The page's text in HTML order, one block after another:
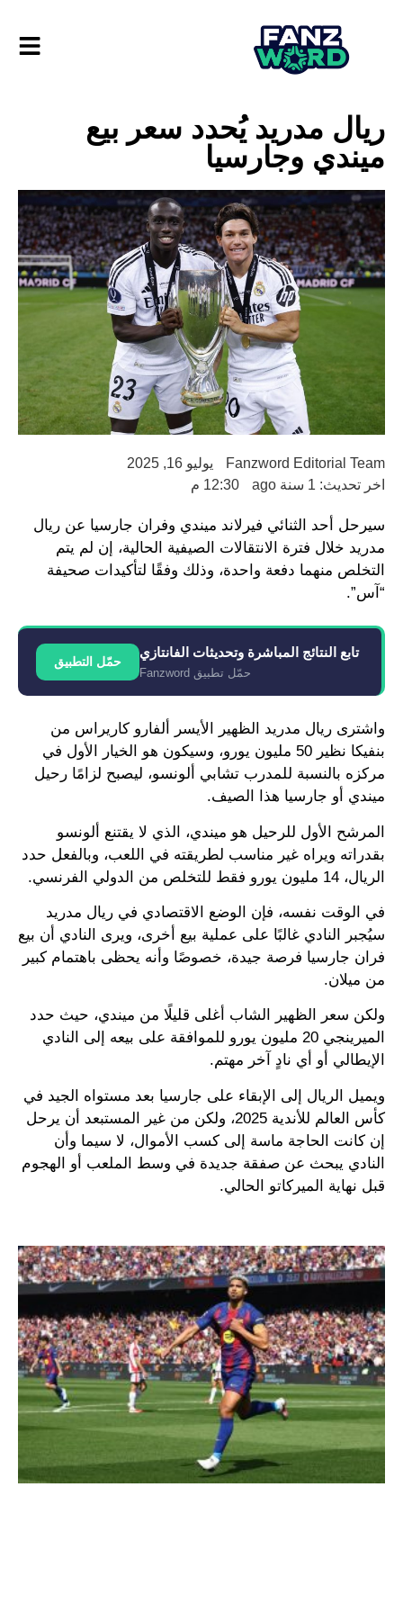
ريال مدريد يُحدد سعر بيع
ميندي وجارسيا
Fanzword Editorial Team
يوليو 16, 2025
اخر تحديث: 1 سنة ago
12:30 م
سيرحل أحد الثنائي فيرلاند ميندي وفران جارسيا عن ريال
مدريد خلال فترة الانتقالات الصيفية الحالية، إن لم يتم
التخلص منهما دفعة واحدة، وذلك وفقًا لتأكيدات صحيفة
“آس”.
تابع النتائج المباشرة وتحديثات الفانتازي
حمّل تطبيق Fanzword
حمّل التطبيق
واشترى ريال مدريد الظهير الأيسر ألفارو كاريراس من
بنفيكا نظير 50 مليون يورو، وسيكون هو الخيار الأول في
مركزه بالنسبة للمدرب تشابي ألونسو، ليصبح لزامًا رحيل
ميندي أو جارسيا هذا الصيف.
المرشح الأول للرحيل هو ميندي، الذي لا يقتنع ألونسو
بقدراته ويراه غير مناسب لطريقته في اللعب، وبالفعل حدد
الريال، 14 مليون يورو فقط للتخلص من الدولي الفرنسي.
في الوقت نفسه، فإن الوضع الاقتصادي في ريال مدريد
سيُجبر النادي غالبًا على عملية بيع أخرى، ويرى النادي أن بيع
فران جارسيا فرصة جيدة، خصوصًا وأنه يحظى باهتمام كبير
من ميلان.
ولكن سعر الظهير الشاب أغلى قليلًا من ميندي، حيث حدد
الميرينجي 20 مليون يورو للموافقة على بيعه إلى النادي
الإيطالي أو أي نادٍ آخر مهتم.
ويميل الريال إلى الإبقاء على جارسيا بعد مستواه الجيد في
كأس العالم للأندية 2025، ولكن من غير المستبعد أن يرحل
إن كانت الحاجة ماسة إلى كسب الأموال، لا سيما وأن
النادي يبحث عن صفقة جديدة في وسط الملعب أو الهجوم
قبل نهاية الميركاتو الحالي.